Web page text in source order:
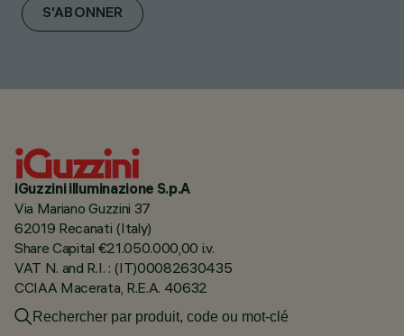
S'ABONNER
iGuzzini illuminazione S.p.A
Via Mariano Guzzini 37
62019 Recanati (Italy)
Share Capital €21.050.000,00 i.v.
VAT N. and R.I. : (IT)00082630435
CCIAA Macerata, R.E.A. 40632